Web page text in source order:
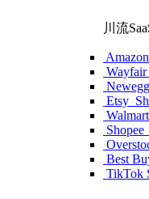
川流
Amazon
Wayfair
Newegg
Etsy
Walmart
Shopee
Best
TikTok